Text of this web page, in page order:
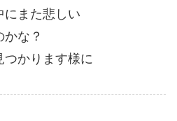
にまた悲しい
な？
つかります様に